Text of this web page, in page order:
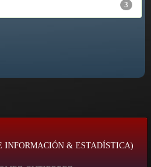
3
INFORMACIÓN & ESTADÍSTICA)